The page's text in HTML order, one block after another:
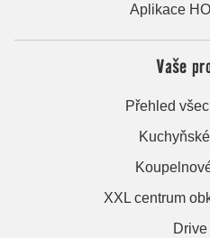
Aplikace
Vaše
Přehled
XXL centrum
Drive